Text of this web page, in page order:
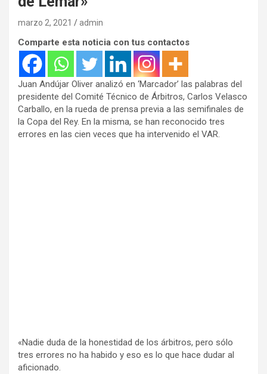
marzo 2, 2021 admin
Comparte esta noticia con tus contactos
Juan Andújar Oliver analizó en ‘Marcador’ las palabras del
presidente del Comité Técnico de Árbitros, Carlos Velasco
Carballo, en la rueda de prensa previa a las semifinales de
la Copa del Rey. En la misma, se han reconocido tres
errores en las cien veces que ha intervenido el VAR.
«Nadie duda de la honestidad de los árbitros, pero sólo
tres errores no ha habido y eso es lo que hace dudar al
aficionado.